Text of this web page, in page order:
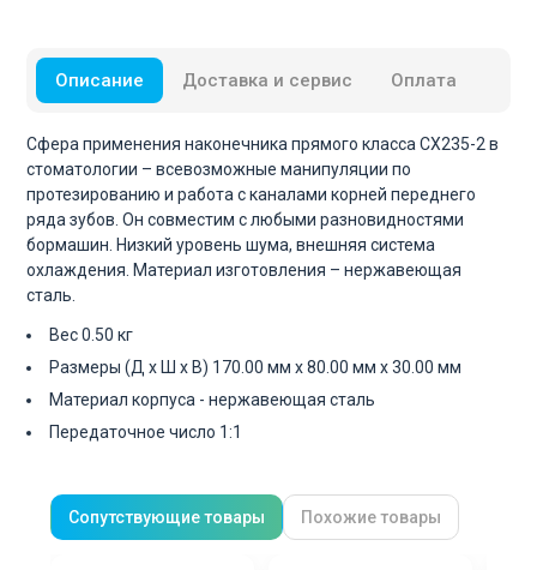
Описание Доставка и сервис Оплата
Сфера применения наконечника прямого класса CX235-2 в
стоматологии – всевозможные манипуляции по
протезированию и работа с каналами корней переднего
ряда зубов. Он совместим с любыми разновидностями
бормашин. Низкий уровень шума, внешняя система
охлаждения. Материал изготовления – нержавеющая
сталь.
Вес 0.50 кг
Размеры (Д х Ш х В) 170.00 мм x 80.00 мм x 30.00 мм
Материал корпуса - нержавеющая сталь
Передаточное число 1:1
Сопутствующие товары Похожие товары